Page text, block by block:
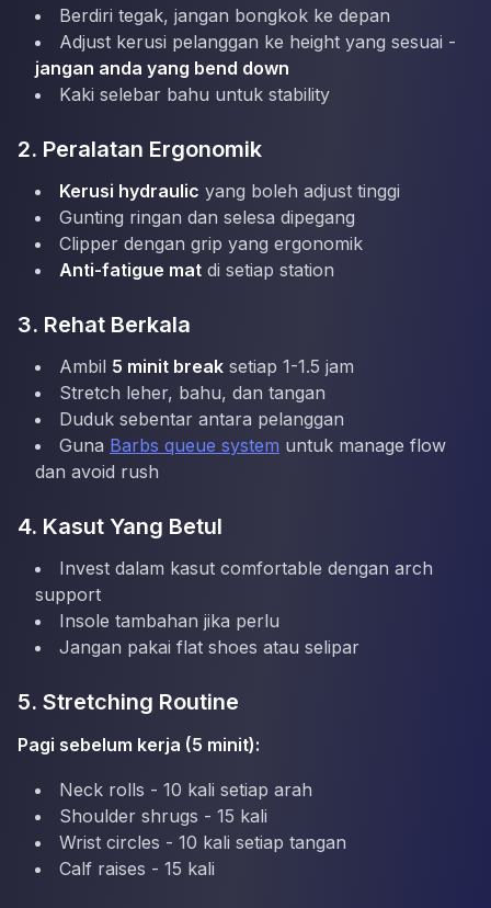
Berdiri tegak, jangan bongkok ke depan
Adjust kerusi pelanggan ke height yang sesuai -
jangan anda yang bend down
Kaki selebar bahu untuk stability
2. Peralatan Ergonomik
Kerusi hydraulic yang boleh adjust tinggi
Gunting ringan dan selesa dipegang
Clipper dengan grip yang ergonomik
Anti-fatigue mat di setiap station
3. Rehat Berkala
Ambil 5 minit break setiap 1-1.5 jam
Stretch leher, bahu, dan tangan
Duduk sebentar antara pelanggan
Guna Barbs queue system untuk manage flow
dan avoid rush
4. Kasut Yang Betul
Invest dalam kasut comfortable dengan arch
support
Insole tambahan jika perlu
Jangan pakai flat shoes atau selipar
5. Stretching Routine
Pagi sebelum kerja (5 minit):
Neck rolls - 10 kali setiap arah
Shoulder shrugs - 15 kali
Wrist circles - 10 kali setiap tangan
Calf raises - 15 kali